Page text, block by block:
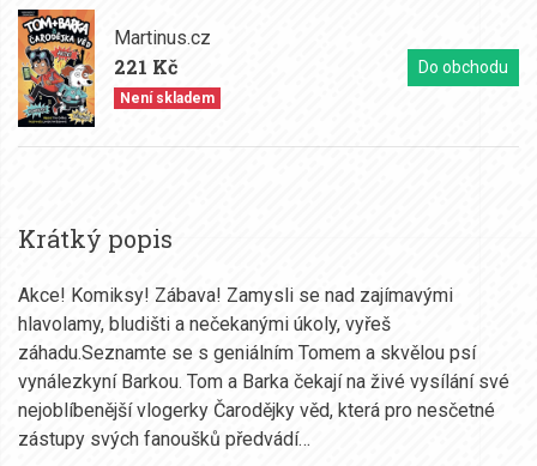
Martinus.cz
221 Kč
Není skladem
Do obchodu
Krátký popis
Akce! Komiksy! Zábava! Zamysli se nad zajímavými
hlavolamy, bludišti a nečekanými úkoly, vyřeš
záhadu.Seznamte se s geniálním Tomem a skvělou psí
vynálezkyní Barkou. Tom a Barka čekají na živé vysílání své
nejoblíbenější vlogerky Čarodějky věd, která pro nesčetné
zástupy svých fanoušků předvádí…